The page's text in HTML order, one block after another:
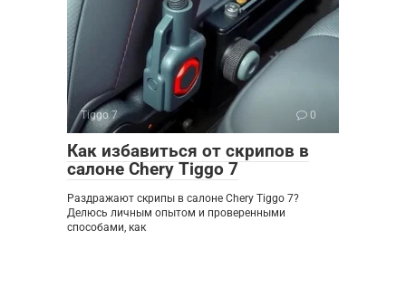
Tiggo 7 0
Как избавиться от скрипов в
салоне Chery Tiggo 7
Раздражают скрипы в салоне Chery Tiggo 7?
Делюсь личным опытом и проверенными
способами, как